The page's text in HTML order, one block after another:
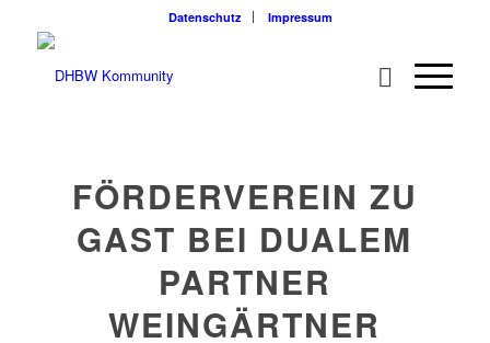
Datenschutz Impressum
FÖRDERVEREIN ZU
GAST BEI DUALEM
PARTNER
WEINGÄRTNER